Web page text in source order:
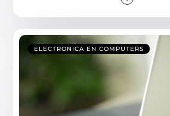
ELECTRONICA EN COMPUTERS